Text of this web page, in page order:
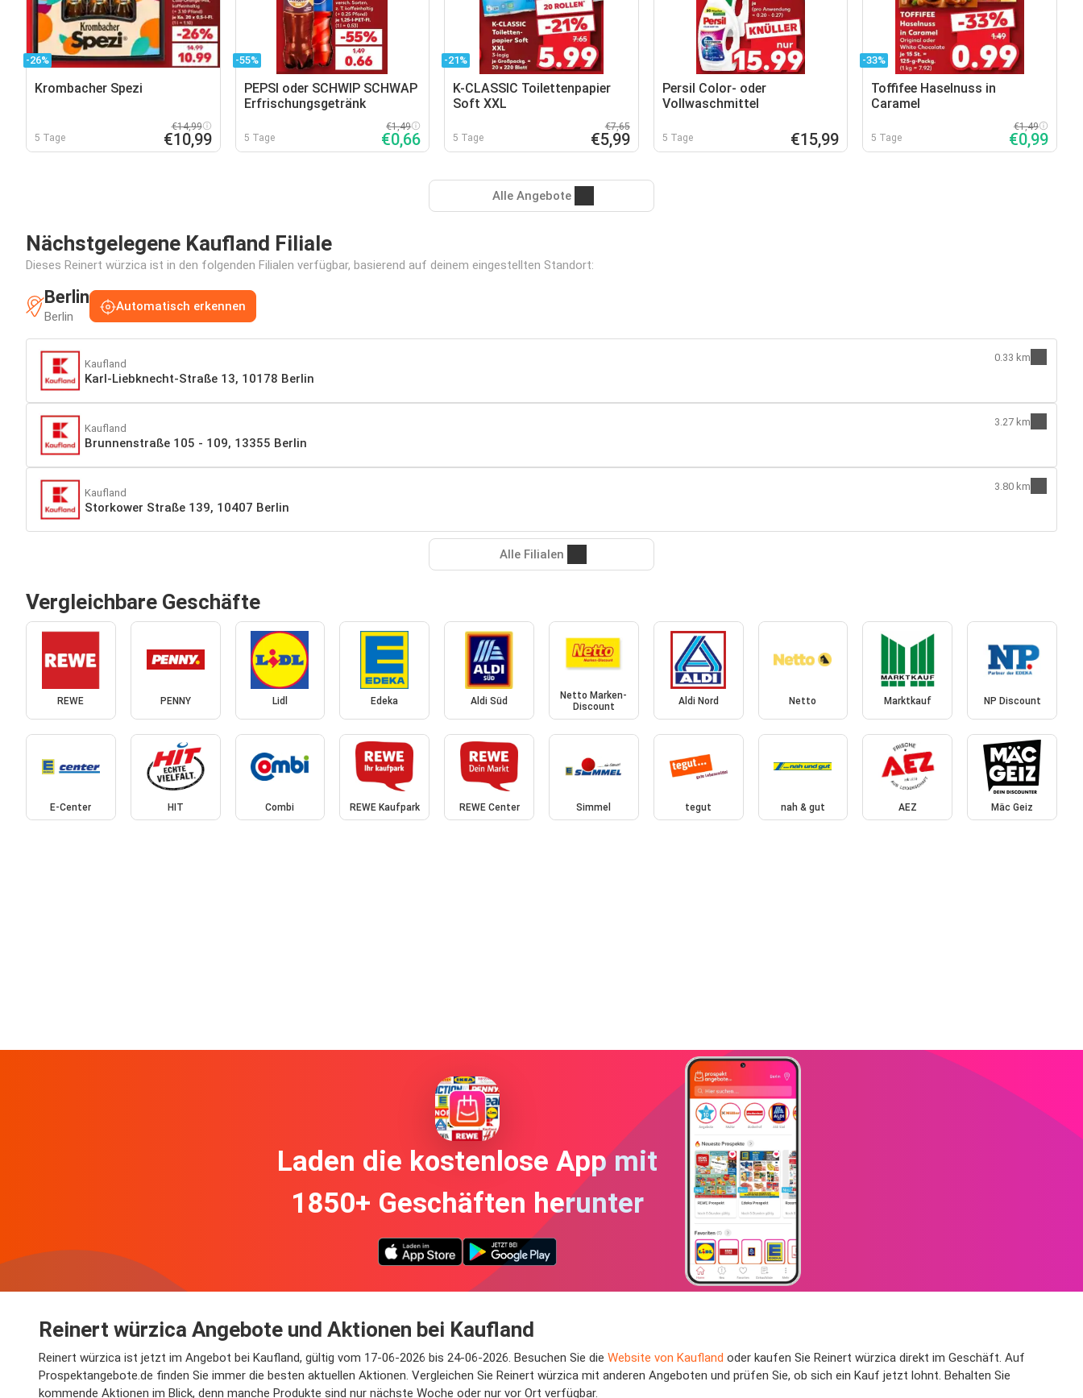
-26%
Krombacher Spezi
5 Tage
€14,99
€10,99
-55%
PEPSI oder SCHWIP SCHWAP
Erfrischungsgetränk
5 Tage
€1,49
€0,66
-21%
K-CLASSIC Toilettenpapier
Soft XXL
5 Tage
€7,65
€5,99
Persil Color- oder
Vollwaschmittel
5 Tage €15,99
-33%
Toffifee Haselnuss in
Caramel
5 Tage
€1,49
€0,99
Alle Angebote
Nächstgelegene Kaufland Filiale
Dieses Reinert würzica ist in den folgenden Filialen verfügbar, basierend auf deinem eingestellten Standort:
Berlin
Berlin
Automatisch erkennen
Kaufland
Karl-Liebknecht-Straße 13, 10178 Berlin
0.33 km
Kaufland
Brunnenstraße 105 - 109, 13355 Berlin
3.27 km
Kaufland
Storkower Straße 139, 10407 Berlin
3.80 km
Alle Filialen
Vergleichbare Geschäfte
REWE PENNY Lidl Edeka Aldi Süd
Netto Marken-
Discount
Aldi Nord Netto Marktkauf NP Discount
E-Center HIT Combi REWE Kaufpark REWE Center Simmel tegut nah & gut AEZ Mäc Geiz
Laden die kostenlose App mit
1850+ Geschäften herunter
Reinert würzica Angebote und Aktionen bei Kaufland
Reinert würzica ist jetzt im Angebot bei Kaufland, gültig vom 17-06-2026 bis 24-06-2026. Besuchen Sie die Website von Kaufland oder kaufen Sie Reinert würzica direkt im Geschäft. Auf
Prospektangebote.de finden Sie immer die besten aktuellen Aktionen. Vergleichen Sie Reinert würzica mit anderen Angeboten und prüfen Sie, ob sich ein Kauf jetzt lohnt. Behalten Sie
kommende Aktionen im Blick, denn manche Produkte sind nur nächste Woche oder nur vor Ort verfügbar.